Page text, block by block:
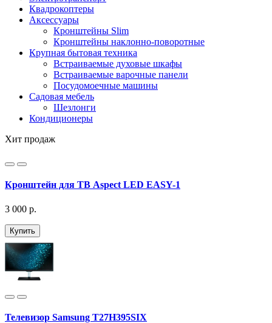
Квадрокоптеры
Аксессуары
Кронштейны Slim
Кронштейны наклонно-поворотные
Крупная бытовая техника
Встраиваемые духовые шкафы
Встраиваемые варочные панели
Посудомоечные машины
Садовая мебель
Шезлонги
Кондиционеры
Хит продаж
Кронштейн для ТВ Aspect LED EASY-1
3 000 р.
Купить
Телевизор Samsung T27H395SIX